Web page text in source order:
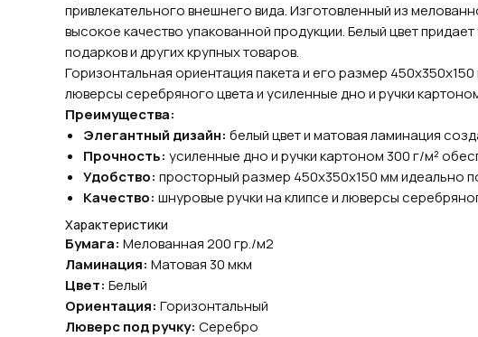
привлекательного внешнего вида. Изготовленный из
высокое качество упакованной продукции. Белый цвет
подарков и других крупных товаров.
Горизонтальная ориентация пакета и его размер
люверсы серебряного цвета и усиленные дно и ручки
Преимущества:
Элегантный дизайн: белый цвет и матовая ламинация
Прочность: усиленные дно и ручки картоном 300 г/м²
Удобство: просторный размер 450х350х150 мм идеально
Качество: шнуровые ручки на клипсе и люверсы
Характеристики
Бумага: Мелованная 200 гр./м2
Ламинация: Матовая 30 мкм
Цвет: Белый
Ориентация: Горизонтальный
Люверс под ручку: Серебро